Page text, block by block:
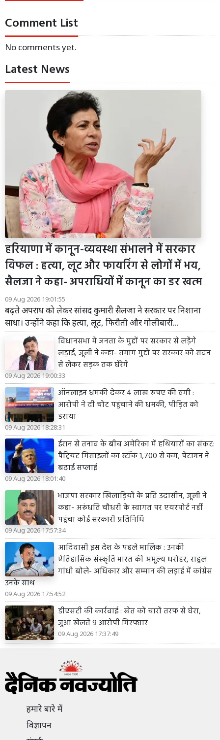
Comment List
No comments yet.
Latest News
हरियाणा में कानून-व्यवस्था संभालने में सरकार
विफल : हत्या, लूट और फायरिंग से लोगों में भय,
सैलजा ने कहा- अपराधियों में कानून का डर खत्म
09 Aug 2026 19:01:55
बढ़ते अपराध को लेकर सांसद कुमारी सैलजा ने सरकार पर निशाना
साधा। उन्होंने कहा कि हत्या, लूट, फिरौती और गोलीबारी...
विधानसभा में जनता के मुद्दों पर सरकार से लड़ेंगे
लड़ाई, जूली ने कहा- तमाम मुद्दों पर सरकार को सदन
से लेकर सड़क तक घेरेंगे
09 Aug 2026 19:00:33
ऑनलाइन धमकी देकर 4 लाख रुपए की ठगी :
आरोपी ने दी चोट पहुंचाने की धमकी, पीड़ित को
डराया
09 Aug 2026 18:28:31
ईरान से तनाव के बीच अमेरिका में हथियारों का संकट:
पैट्रियट मिसाइलों का स्टॉक 1,700 से कम, पेंटागन ने
बढ़ाई सप्लाई
09 Aug 2026 18:01:40
भाजपा सरकार खिलाड़ियों के प्रति उदासीन, जूली ने
कहा- अरुंधति चौधरी के स्वागत पर एयरपोर्ट नहीं
पहुंचा कोई सरकारी प्रतिनिधि
09 Aug 2026 17:57:34
आदिवासी इस देश के पहले मालिक : उनकी
ऐतिहासिक संस्कृति भारत की अमूल्य धरोहर, राहुल
गांधी बोले- अधिकार और सम्मान की लड़ाई में कांग्रेस
उनके साथ
09 Aug 2026 17:54:52
डीएसटी की कार्रवाई : खेत को चारों तरफ से घेरा,
जुआ खेलते 9 आरोपी गिरफ्तार
09 Aug 2026 17:37:49
हमारे बारे में
विज्ञापन